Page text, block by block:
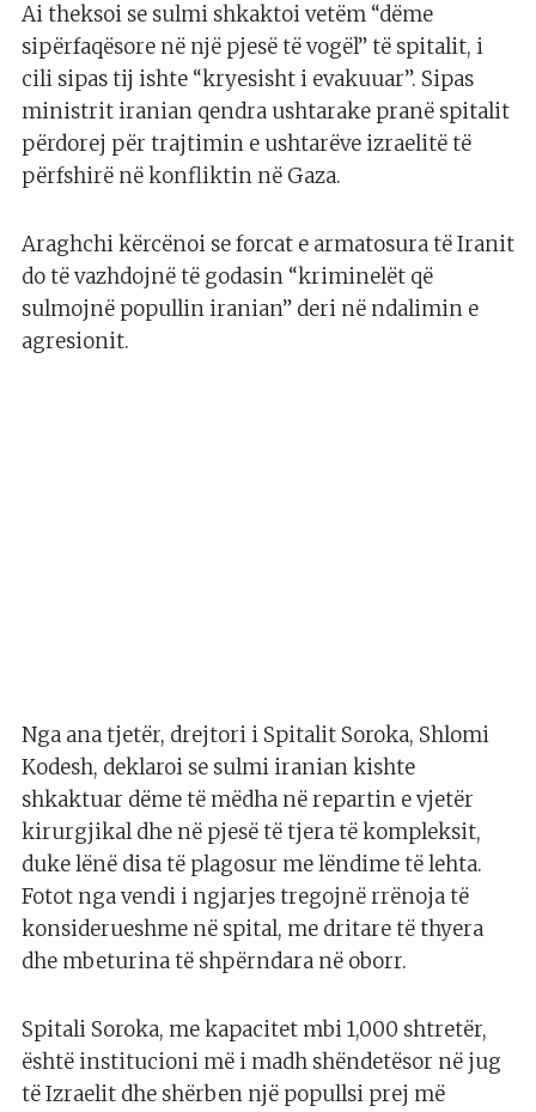
Ai theksoi se sulmi shkaktoi vetëm “dëme
sipërfaqësore në një pjesë të vogël” të spitalit, i
cili sipas tij ishte “kryesisht i evakuuar”. Sipas
ministrit iranian qendra ushtarake pranë spitalit
përdorej për trajtimin e ushtarëve izraelitë të
përfshirë në konfliktin në Gaza.
Araghchi kërcënoi se forcat e armatosura të Iranit
do të vazhdojnë të godasin “kriminelët që
sulmojnë popullin iranian” deri në ndalimin e
agresionit.
Nga ana tjetër, drejtori i Spitalit Soroka, Shlomi
Kodesh, deklaroi se sulmi iranian kishte
shkaktuar dëme të mëdha në repartin e vjetër
kirurgjikal dhe në pjesë të tjera të kompleksit,
duke lënë disa të plagosur me lëndime të lehta.
Fotot nga vendi i ngjarjes tregojnë rrënoja të
konsiderueshme në spital, me dritare të thyera
dhe mbeturina të shpërndara në oborr.
Spitali Soroka, me kapacitet mbi 1,000 shtretër,
është institucioni më i madh shëndetësor në jug
të Izraelit dhe shërben një popullsi prej më